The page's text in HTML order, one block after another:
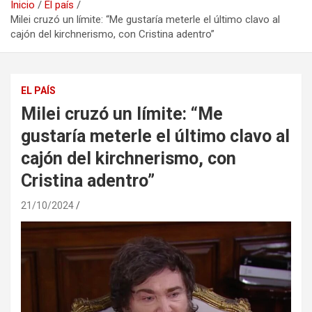
Inicio
El país
Milei cruzó un límite: “Me gustaría meterle el último clavo al
cajón del kirchnerismo, con Cristina adentro”
EL PAÍS
Milei cruzó un límite: “Me
gustaría meterle el último clavo al
cajón del kirchnerismo, con
Cristina adentro”
21/10/2024